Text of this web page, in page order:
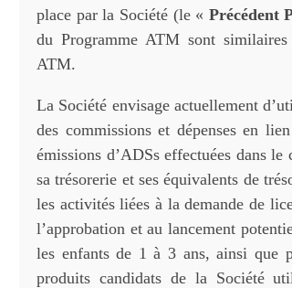
place par la Société (le « Précédent
du Programme ATM sont
ATM.
La Société envisage actuellement
des commissions et dépenses en
émissions d’ADSs effectuées dans
sa trésorerie et ses équivalents de
les activités liées à la demande de
l’approbation et au lancement
les enfants de 1 à 3 ans, ainsi que
produits candidats de la Société